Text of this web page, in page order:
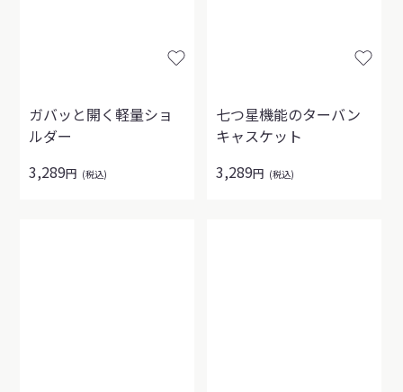
ガバッと開く軽量ショ
ルダー
3,289円 (税込)
七つ星機能のターバン
キャスケット
3,289円 (税込)